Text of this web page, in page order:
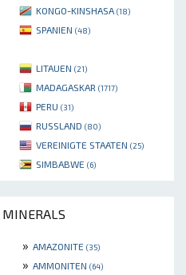
KONGO-KINSHASA (18)
SPANIEN (48)
LITAUEN (21)
MADAGASKAR (1717)
PERU (31)
RUSSLAND (80)
VEREINIGTE STAATEN (25)
SIMBABWE (6)
MINERALS
» AMAZONITE (35)
» AMMONITEN (64)